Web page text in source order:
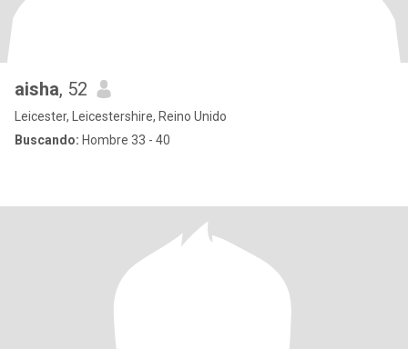
aisha, 52
Leicester, Leicestershire, Reino Unido
Buscando: Hombre 33 - 40